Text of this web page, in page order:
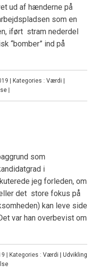
ud af hænderne på
som en
iført stram nederdel
“bomber” ind på
| Kategories : Værdi |
som
i
jeg forleden, om
det store fokus på
kan leve side
var han overbevist om
| Kategories : Værdi | Udvikling